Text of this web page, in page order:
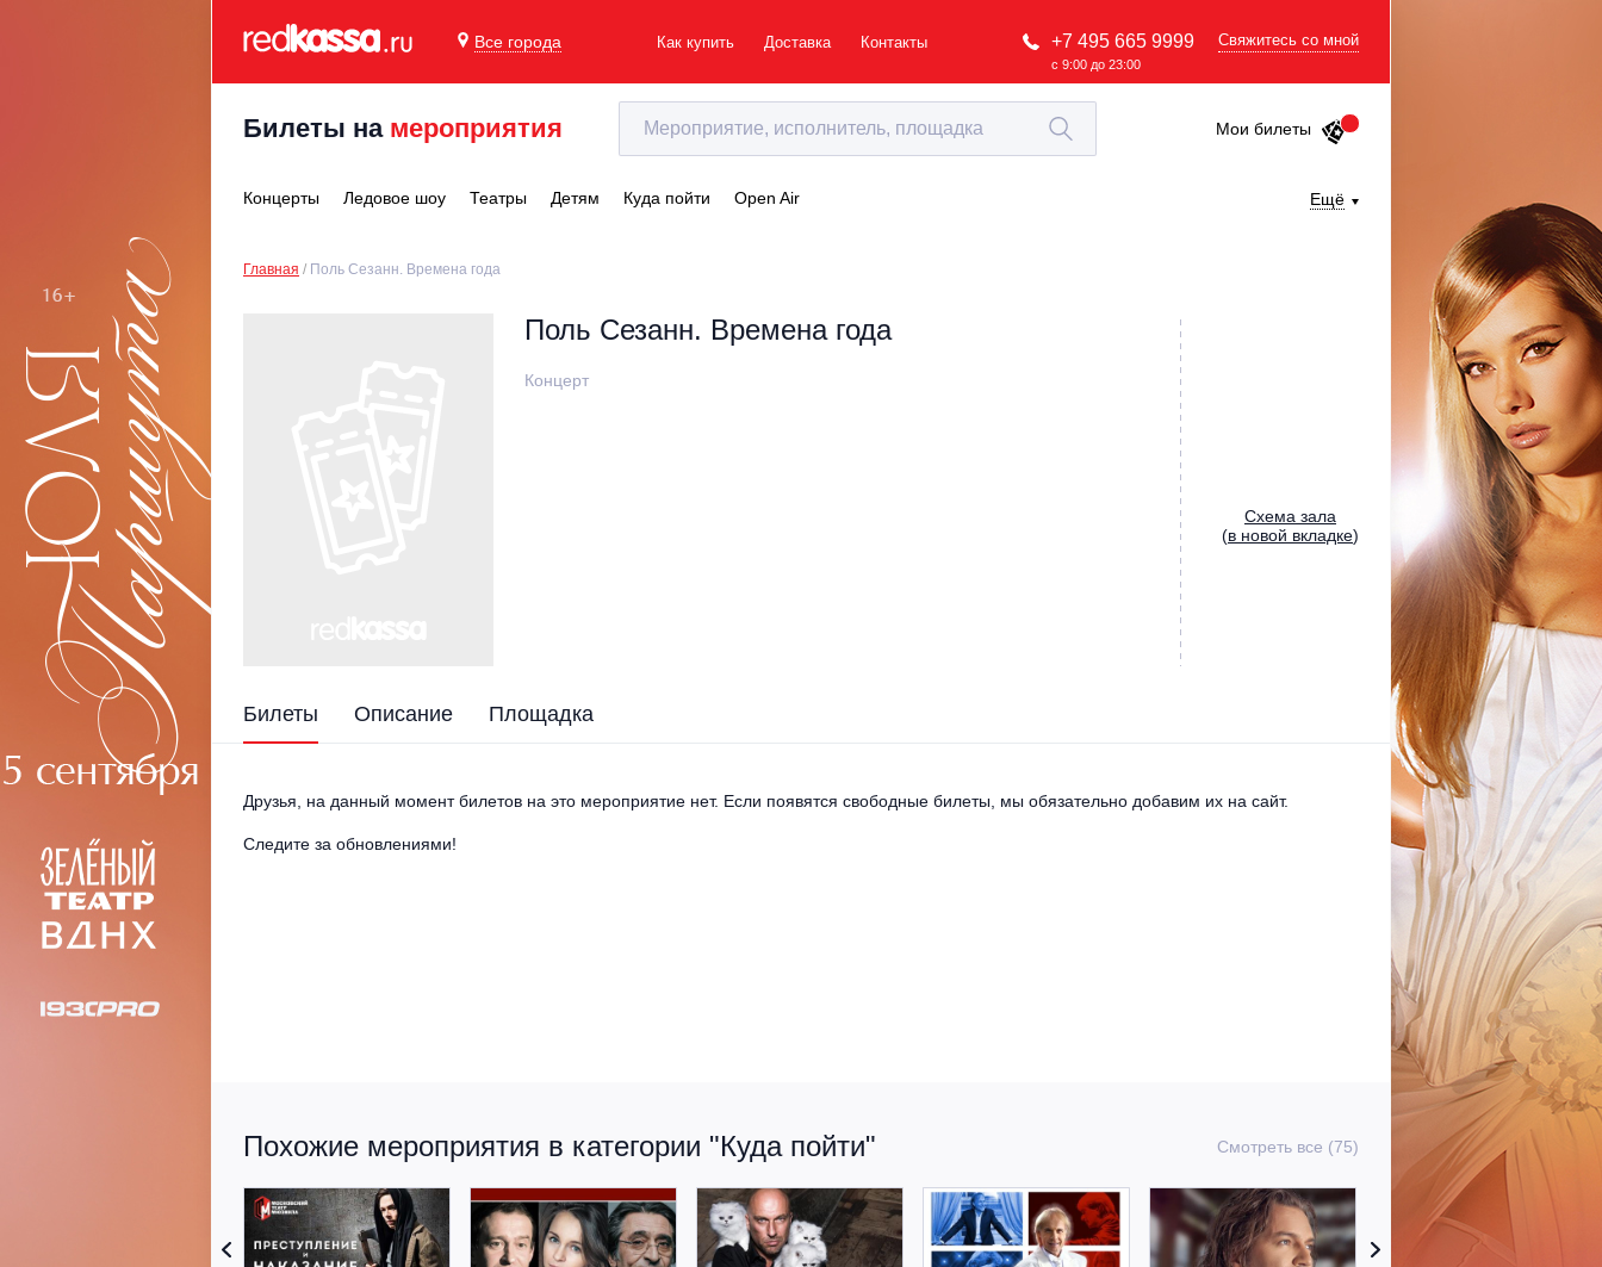
Все города Как купить Доставка Контакты +7 495 665 9999
с 9:00 до 23:00
Свяжитесь со мной
Билеты на мероприятия Мои билеты
Концерты Ледовое шоу Театры Детям Куда пойти Open Air Ещё
Главная Поль Сезанн. Времена года
Поль Сезанн. Времена года
Концерт
Cхема зала
(в новой вкладке)
Билеты Описание Площадка
Друзья, на данный момент билетов на это мероприятие нет. Если появятся свободные билеты, мы обязательно добавим их на сайт.
Следите за обновлениями!
Похожие мероприятия в категории "Куда пойти" Смотреть все (75)